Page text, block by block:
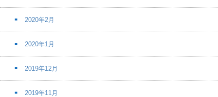
2020年2月
2020年1月
2019年12月
2019年11月